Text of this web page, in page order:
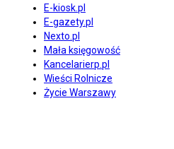
E-kiosk.pl
E-gazety.pl
Nexto.pl
Mała księgowość
Kancelarierp.pl
Wieści Rolnicze
Życie Warszawy